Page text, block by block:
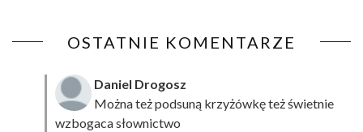
OSTATNIE KOMENTARZE
Daniel Drogosz
Można też podsuną krzyżówkęteż świetnie
wzbogaca słownictwo